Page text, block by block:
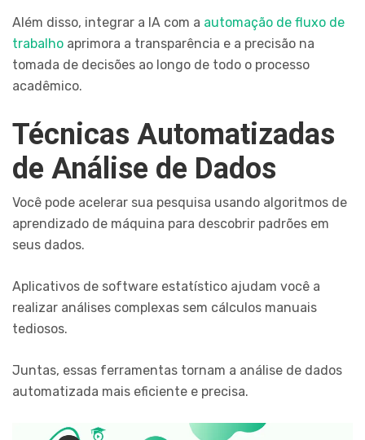
Além disso, integrar a IA com a automação de fluxo de
trabalho aprimora a transparência e a precisão na
tomada de decisões ao longo de todo o processo
acadêmico.
Técnicas Automatizadas
de Análise de Dados
Você pode acelerar sua pesquisa usando algoritmos de
aprendizado de máquina para descobrir padrões em
seus dados.
Aplicativos de software estatístico ajudam você a
realizar análises complexas sem cálculos manuais
tediosos.
Juntas, essas ferramentas tornam a análise de dados
automatizada mais eficiente e precisa.